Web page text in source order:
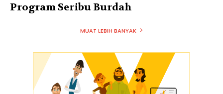
Program Seribu Burdah
MUAT LEBIH BANYAK